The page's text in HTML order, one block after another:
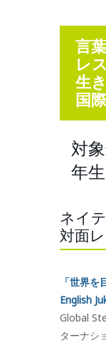
言
レ
生
国
対
年生
ネイ
対面
「世界
English
Global
ターナシ